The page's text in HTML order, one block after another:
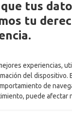
tus
tu
experiencias,
del
de
puede afectar
Externos
tu opinión es
con nosotros
de Gestión y